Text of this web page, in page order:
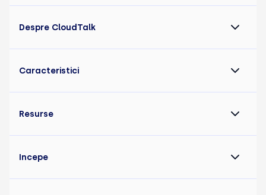
Despre CloudTalk
Caracteristici
Resurse
Incepe